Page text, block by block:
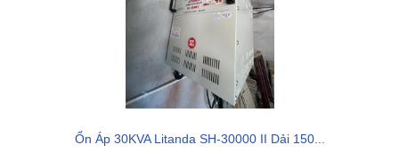
Ổn Áp 30KVA Litanda SH-30000 II Dải 150...